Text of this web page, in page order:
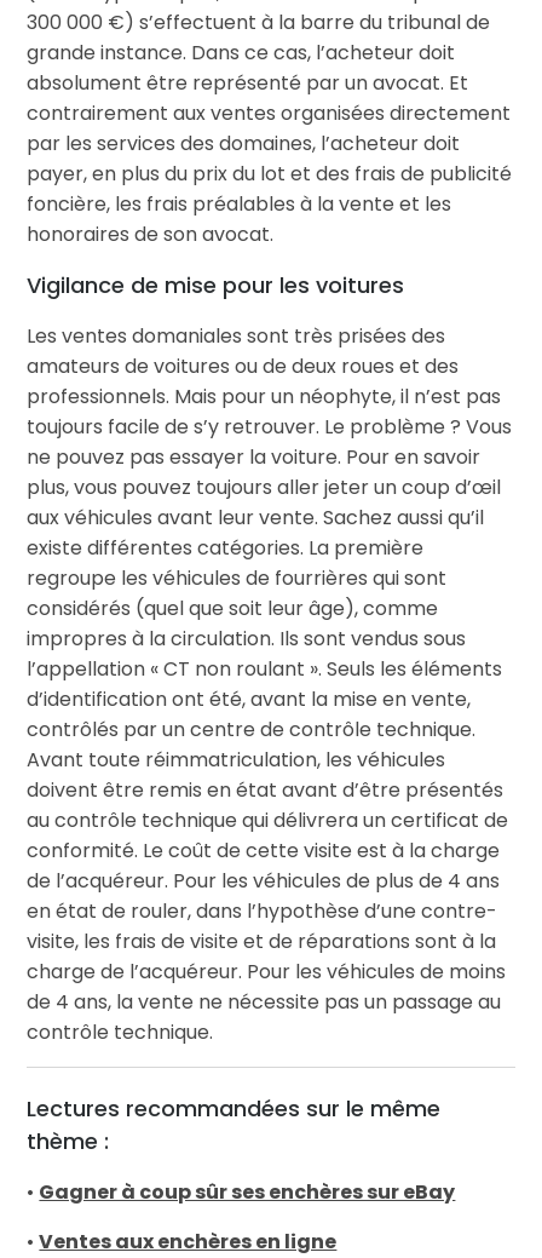
300 000 €) s’effectuent à la barre du tribunal de
grande instance. Dans ce cas, l’acheteur doit
absolument être représenté par un avocat. Et
contrairement aux ventes organisées directement
par les services des domaines, l’acheteur doit
payer, en plus du prix du lot et des frais de publicité
foncière, les frais préalables à la vente et les
honoraires de son avocat.
Vigilance de mise pour les voitures
Les ventes domaniales sont très prisées des
amateurs de voitures ou de deux roues et des
professionnels. Mais pour un néophyte, il n’est pas
toujours facile de s’y retrouver. Le problème ? Vous
ne pouvez pas essayer la voiture. Pour en savoir
plus, vous pouvez toujours aller jeter un coup d’œil
aux véhicules avant leur vente. Sachez aussi qu’il
existe différentes catégories. La première
regroupe les véhicules de fourrières qui sont
considérés (quel que soit leur âge), comme
impropres à la circulation. Ils sont vendus sous
l’appellation « CT non roulant ». Seuls les éléments
d’identification ont été, avant la mise en vente,
contrôlés par un centre de contrôle technique.
Avant toute réimmatriculation, les véhicules
doivent être remis en état avant d’être présentés
au contrôle technique qui délivrera un certificat de
conformité. Le coût de cette visite est à la charge
de l’acquéreur. Pour les véhicules de plus de 4 ans
en état de rouler, dans l’hypothèse d’une contre-
visite, les frais de visite et de réparations sont à la
charge de l’acquéreur. Pour les véhicules de moins
de 4 ans, la vente ne nécessite pas un passage au
contrôle technique.
Lectures recommandées sur le même
thème :
• Gagner à coup sûr ses enchères sur eBay
•Ventes aux enchères en ligne